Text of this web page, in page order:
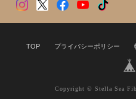
TOP プライバシーポリシー
Copyright © Stella Sea